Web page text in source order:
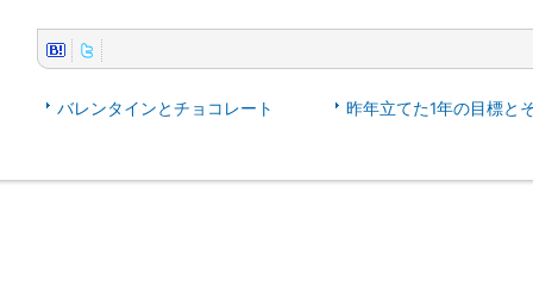
バレンタインとチョコレート 昨年立てた1年の目標と